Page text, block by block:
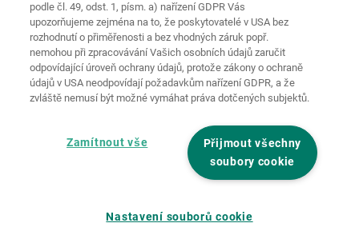
Prohlášení o
bezbariérovosti
Nastavení souborů cookies
podle čl. 49, odst. 1, písm. a) nařízení GDPR Vás
upozorňujeme zejména na to, že poskytovatelé v USA bez
rozhodnutí o přiměřenosti a bez vhodných záruk popř.
nemohou při zpracovávání Vašich osobních údajů zaručit
odpovídající úroveň ochrany údajů, protože zákony o ochraně
údajů v USA neodpovídají požadavkům nařízení GDPR, a že
zvláště nemusí být možné vymáhat práva dotčených subjektů.
Přijmout všechny
soubory cookie
Zamítnout vše
Nastavení souborů cookie